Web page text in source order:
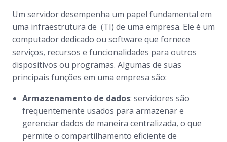
Um servidor desempenha um papel fundamental em
uma infraestrutura de (TI) de uma empresa. Ele é um
computador dedicado ou software que fornece
serviços, recursos e funcionalidades para outros
dispositivos ou programas. Algumas de suas
principais funções em uma empresa são:
Armazenamento de dados: servidores são
frequentemente usados para armazenar e
gerenciar dados de maneira centralizada, o que
permite o compartilhamento eficiente de